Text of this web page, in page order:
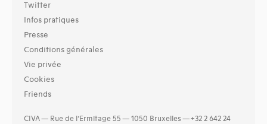
Twitter
Infos pratiques
Presse
Conditions générales
Vie privée
Cookies
Friends
CIVA — Rue de l’Ermitage 55 — 1050 Bruxelles — +32 2 642 24